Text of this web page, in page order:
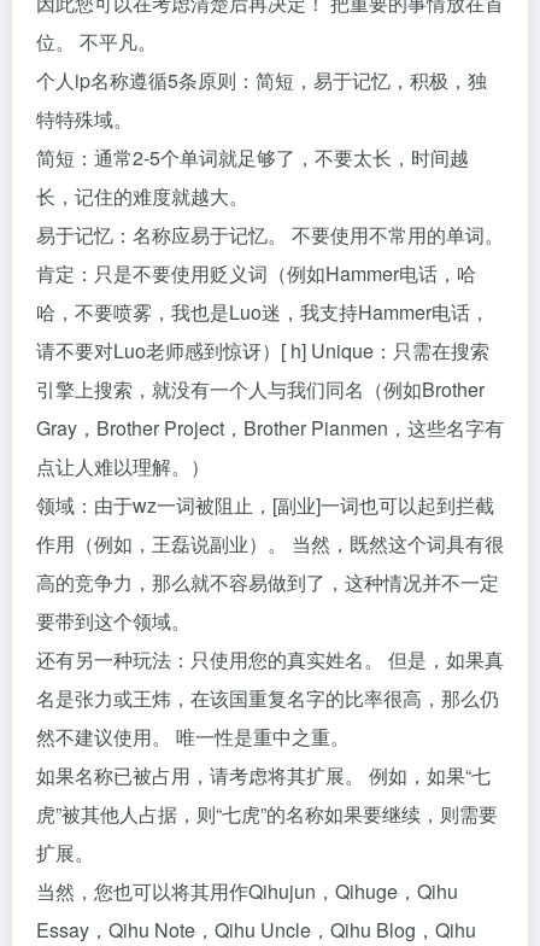
位。 不平凡。
个人ip名称遵循5条原则：简短，易于记忆，积极，独
特特殊域。
简短：通常2-5个单词就足够了，不要太长，时间越
长，记住的难度就越大。
易于记忆：名称应易于记忆。 不要使用不常用的单词。
肯定：只是不要使用贬义词（例如Hammer电话，哈
哈，不要喷雾，我也是Luo迷，我支持Hammer电话，
请不要对Luo老师感到惊讶）[ h] Unique：只需在搜索
引擎上搜索，就没有一个人与我们同名（例如Brother
Gray，Brother Project，Brother Pianmen，这些名字有
点让人难以理解。）
领域：由于wz一词被阻止，[副业]一词也可以起到拦截
作用（例如，王磊说副业）。 当然，既然这个词具有很
高的竞争力，那么就不容易做到了，这种情况并不一定
要带到这个领域。
还有另一种玩法：只使用您的真实姓名。 但是，如果真
名是张力或王炜，在该国重复名字的比率很高，那么仍
然不建议使用。 唯一性是重中之重。
如果名称已被占用，请考虑将其扩展。 例如，如果“七
虎”被其他人占据，则“七虎”的名称如果要继续，则需要
扩展。
当然，您也可以将其用作Qihujun，Qihuge，Qihu
Essay，Qihu Note，Qihu Uncle，Qihu Blog，Qihu